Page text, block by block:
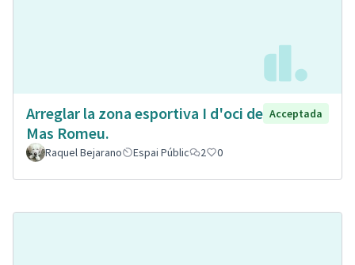
Arreglar la zona esportiva I d'oci de
Mas Romeu.
Acceptada
Raquel Bejarano Espai Públic 2 0